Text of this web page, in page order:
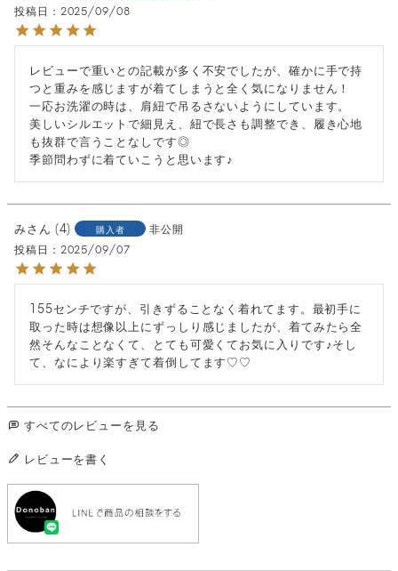
投稿日
2025/09/08
レビューで重いとの記載が多く不安でしたが、確かに手で持
つと重みを感じますが着てしまうと全く気になりません！
一応お洗濯の時は、肩紐で吊るさないようにしています。
美しいシルエットで細見え、紐で長さも調整でき、履き心地
も抜群で言うことなしです◎
季節問わずに着ていこうと思います♪
み 4 購入者
非公開
投稿日
2025/09/07
155センチですが、引きずることなく着れてます。最初手に
取った時は想像以上にずっしり感じましたが、着てみたら全
然そんなことなくて、とても可愛くてお気に入りです♪そし
て、なにより楽すぎて着倒してます♡♡
すべてのレビューを見る
レビューを書く